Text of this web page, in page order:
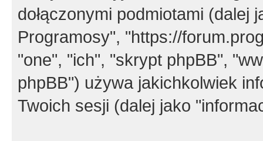
dołączonymi podmiotami (dalej
Programosy", "https://
"one", "ich", "skrypt phpBB",
phpBB") używa jakichkolwiek
Twoich sesji (dalej jako